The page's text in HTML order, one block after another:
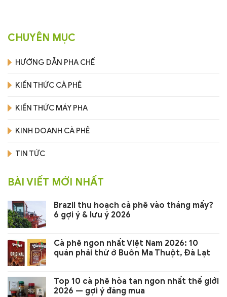
CHUYÊN MỤC
HƯỚNG DẪN PHA CHẾ
KIẾN THỨC CÀ PHÊ
KIẾN THỨC MÁY PHA
KINH DOANH CÀ PHÊ
TIN TỨC
BÀI VIẾT MỚI NHẤT
Brazil thu hoạch cà phê vào tháng mấy?
6 gợi ý & lưu ý 2026
Cà phê ngon nhất Việt Nam 2026: 10
quán phải thử ở Buôn Ma Thuột, Đà Lạt
Top 10 cà phê hòa tan ngon nhất thế giới
2026 — gợi ý đáng mua